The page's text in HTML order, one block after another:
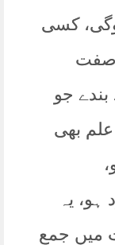
کسی
صفت
بندے جو
بھی
یہ
میں جمع